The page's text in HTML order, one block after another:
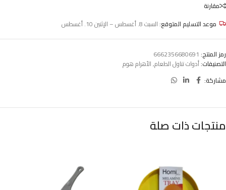
مقارنة
موعد التسليم المتوقع:السبت 8. أغسطس – الإثنين 10. أغسطس
رمز المنتج: 6662356680691
التصنيفات:أدوات تناول الطعام,الأهرام هوم
مشاركة:
منتجات ذات صلة